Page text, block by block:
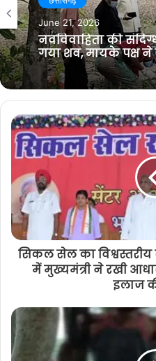
e
o
k
छत्तीसगढ़
June 21, 2026
नवविवाहिता की
गया शव, मायके पक्ष
June 26, 2024
राष्ट्रीय बाल स्वास्थ्य
सार्थक को मिला नया
में आई रौनक
सिकल सेल का
में मुख्यमंत्री ने रखी
इलाज